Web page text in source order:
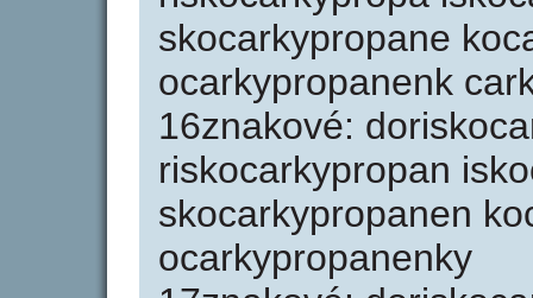
skocarkypropane
ocarkypropanenk
16znakové:
riskocarkypropan
skocarkypropanen
ocarkypropanenky